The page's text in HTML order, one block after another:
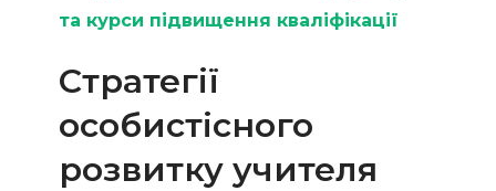
та курси підвищення кваліфікації
Стратегії
особистісного
розвитку учителя